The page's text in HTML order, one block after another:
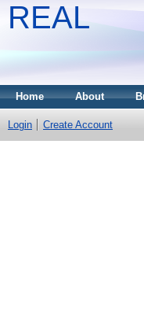
REAL
Home About
Login Create Account